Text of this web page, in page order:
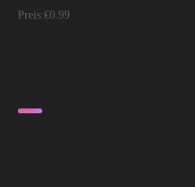
Preis:€0.99